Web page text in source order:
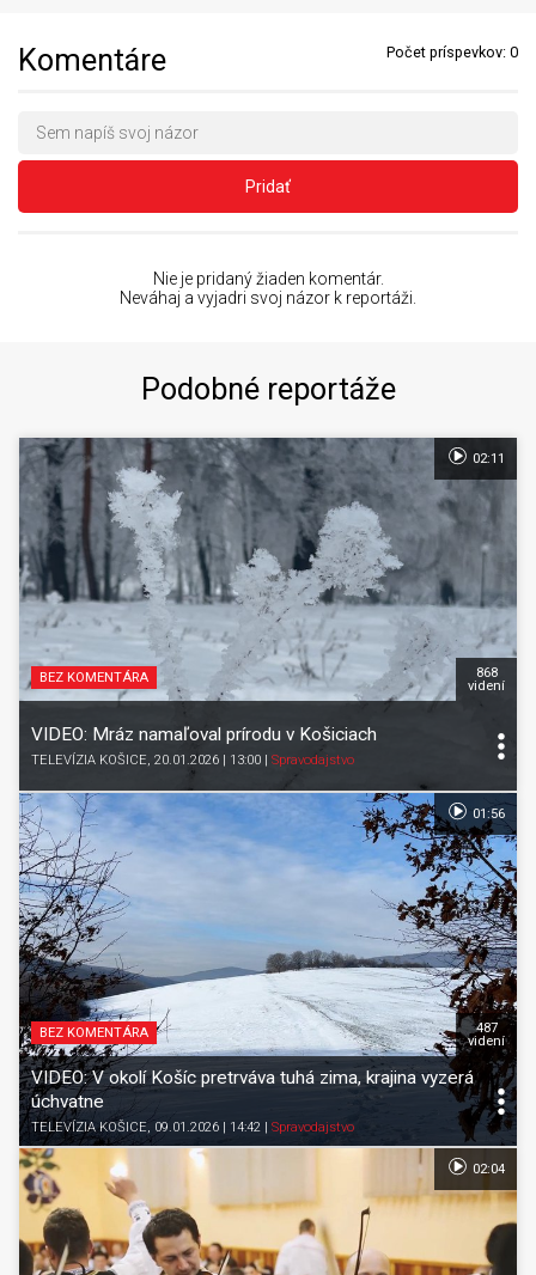
Komentáre Počet príspevkov: 0
Pridať
Nie je pridaný žiaden komentár.
Neváhaj a vyjadri svoj názor k reportáži.
Podobné reportáže
BEZ KOMENTÁRA
VIDEO: Mráz namaľoval prírodu v Košiciach
TELEVÍZIA KOŠICE, 20.01.2026 | 13:00 Spravodajstvo
868
videní
02:11
BEZ KOMENTÁRA
VIDEO: V okolí Košíc pretrváva tuhá zima, krajina vyzerá
úchvatne
TELEVÍZIA KOŠICE, 09.01.2026 | 14:42 Spravodajstvo
487
videní
01:56
02:04